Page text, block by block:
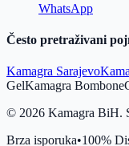
WhatsApp
Često pretraživani
Kamagra Sarajevo
GelKamagra Bombone
© 2026 Kamagra BiH.
Brza isporuka•100%